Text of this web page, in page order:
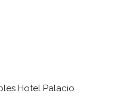
Hotel Palacio